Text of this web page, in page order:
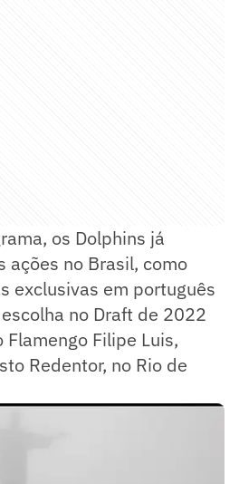
os Dolphins já
ações no Brasil, como
exclusivas em português
no Draft de 2022
Filipe Luis,
Redentor, no Rio de